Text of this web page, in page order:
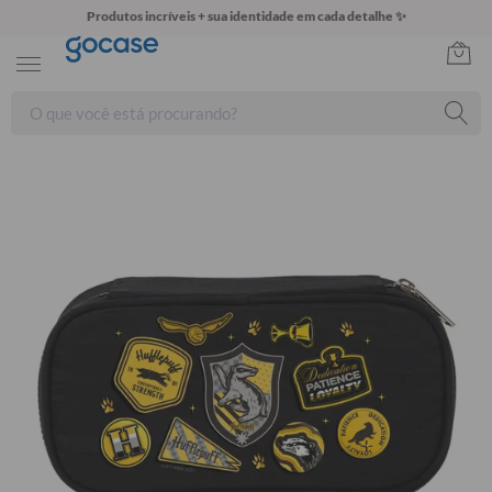
Produtos incríveis + sua identidade em cada detalhe ✨